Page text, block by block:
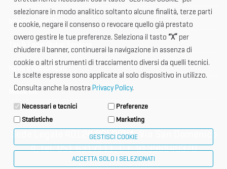
International Club
Tax & Legal Global Services
News e Comunicati
Media Kit
Sede Legale 40124 BOLOGNA, Via San Domenico
4, tel. 051 6317111, C.F. 91398840370
privacy policy cookie policy
selezionare in modo analitico soltanto alcune finalità, terze parti
e cookie, negare il consenso o revocare quello già prestato
ovvero gestire le tue preferenze. Seleziona il tasto “X” per
chiudere il banner, continuerai la navigazione in assenza di
cookie o altri strumenti di tracciamento diversi da quelli tecnici.
Le scelte espresse sono applicate al solo dispositivo in utilizzo.
Consulta anche la nostra Privacy Policy.
Necessari e tecnici
Preferenze
Statistiche
Marketing
GESTISCI COOKIE
ACCETTA SOLO I SELEZIONATI